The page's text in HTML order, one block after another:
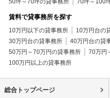
50坪～70坪の貸事務所
70坪～100
賃料で貸事務所を探す
10万円以下の貸事務所 10万円台の
30万円台の貸事務所
40万円台の貸
50万円～70万円の貸事務所
70万円
100万円以上の貸事務所
総合トップページ